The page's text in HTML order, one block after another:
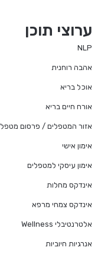
ערוצי תוכן
NLP
אהבה רוחנית
אוכל בריא
אורח חיים בריא
אזור המטפלים / פרסום
אימון אישי
אימון עיסקי למטפלים
אינדקס מחלות
אינדקס צמחי מרפא
אלטרנטיבלי Wellness
אנרגיות חיוביות